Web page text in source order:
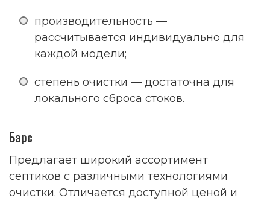
производительность —
рассчитывается индивидуально для
каждой модели;
степень очистки — достаточна для
локального сброса стоков.
Барс
Предлагает широкий ассортимент
септиков с различными технологиями
очистки. Отличается доступной ценой и